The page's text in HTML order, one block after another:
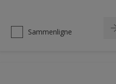
Sammenligne